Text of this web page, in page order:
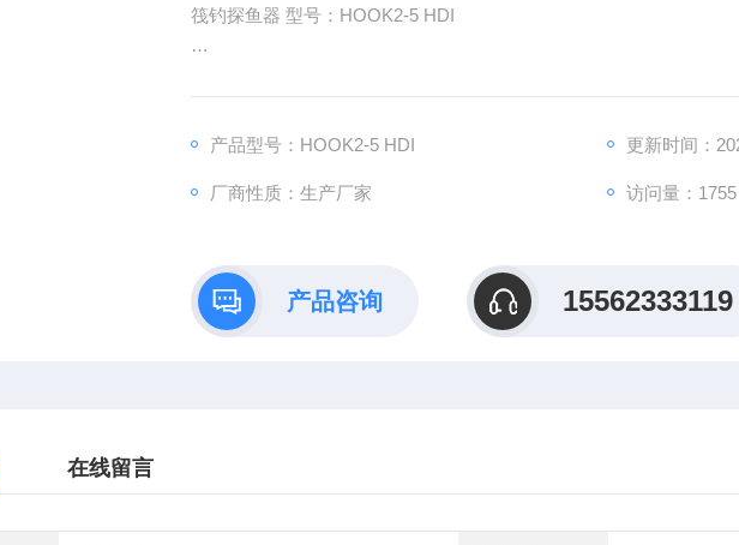
筏钓探鱼器 型号：HOOK2-5 HDI
将 广角CHIRP 声呐与 DownScan Imaging™ 当今这两大的鱼探仪技
产品型号：HOOK2-5 HDI 更新时间：
厂商性质：生产厂家 访问量：1755
产品咨询 15562333119
在线留言